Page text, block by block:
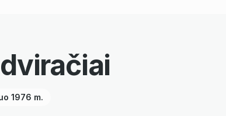
dviračiai
1976 m.